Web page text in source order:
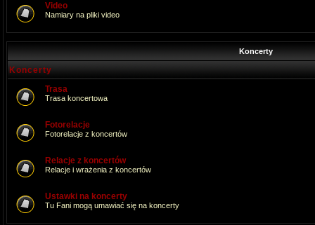
Video
Namiary na pliki video
Koncerty
Koncerty
Trasa
Trasa koncertowa
Fotorelacje
Fotorelacje z koncertów
Relacje z koncertów
Relacje i wrażenia z koncertów
Ustawki na koncerty
Tu Fani mogą umawiać się na koncerty